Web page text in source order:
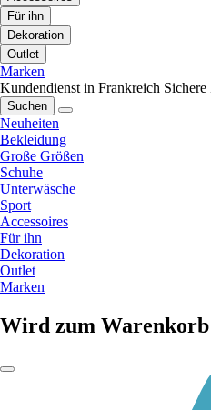
Für ihn
Dekoration
Outlet
Marken
Kundendienst in Frankreich
Suchen
Neuheiten
Bekleidung
Große Größen
Schuhe
Unterwäsche
Sport
Accessoires
Für ihn
Dekoration
Outlet
Marken
Wird zum